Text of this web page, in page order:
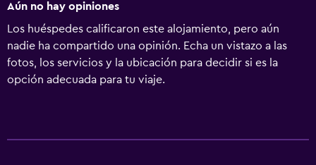
Aún no hay opiniones
Los huéspedes calificaron este alojamiento, pero aún
nadie ha compartido una opinión. Echa un vistazo a las
fotos, los servicios y la ubicación para decidir si es la
opción adecuada para tu viaje.